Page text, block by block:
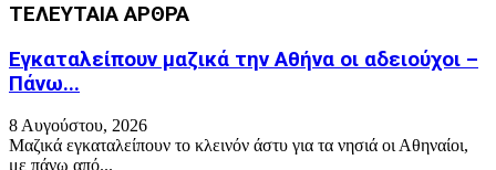
ΤΕΛΕΥΤΑΙΑ ΑΡΘΡΑ
Εγκαταλείπουν μαζικά την Αθήνα οι αδειούχοι –
Πάνω...
8 Αυγούστου, 2026
Μαζικά εγκαταλείπουν το κλεινόν άστυ για τα νησιά οι Αθηναίοι,
με πάνω από...